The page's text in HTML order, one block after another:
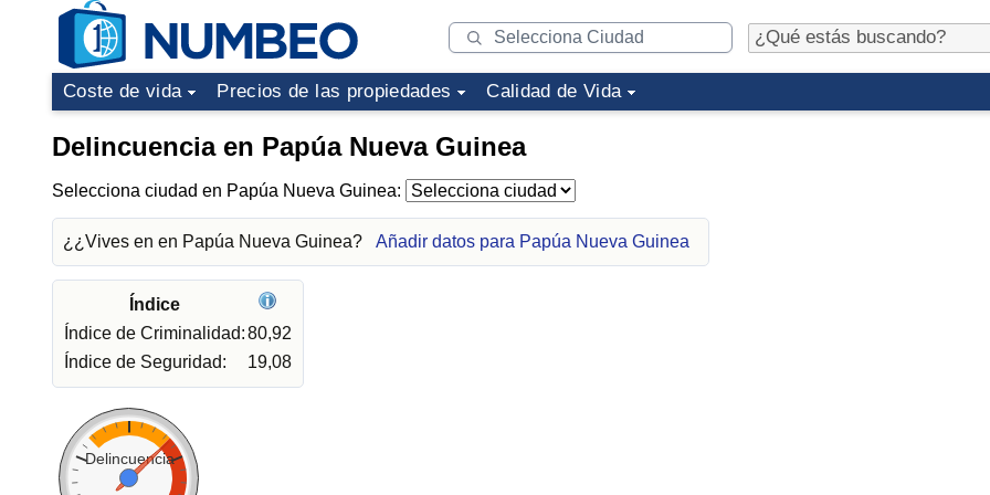
Coste de vida Precios de las propiedades Calidad de Vida
Delincuencia en Papúa Nueva Guinea
Selecciona ciudad en Papúa Nueva Guinea:
¿¿Vives en en Papúa Nueva Guinea? Añadir datos para Papúa Nueva Guinea
Índice
Índice de Criminalidad:80,92
Índice de Seguridad:
19,08
Delincuencia